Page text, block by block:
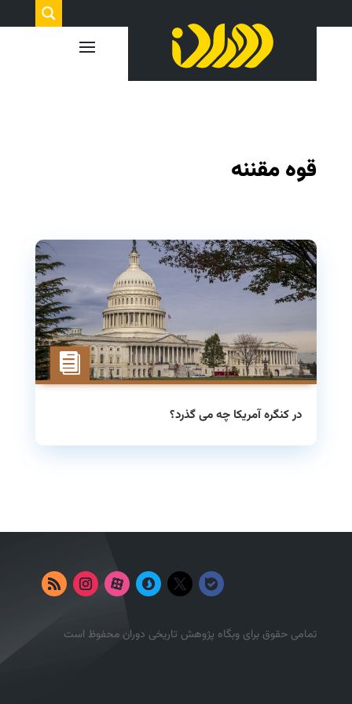
قوه مقننه
در کنگره آمریکا چه می گذرد؟
تمامی حقوق برای وبگاه پژوهش تاریخی دوران محفوظ است